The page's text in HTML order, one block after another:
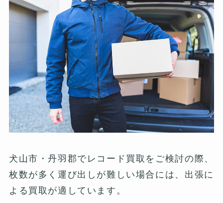
犬山市・丹羽郡でレコード買取をご検討の際、
枚数が多く運び出しが難しい場合には、出張に
よる買取が適しています。